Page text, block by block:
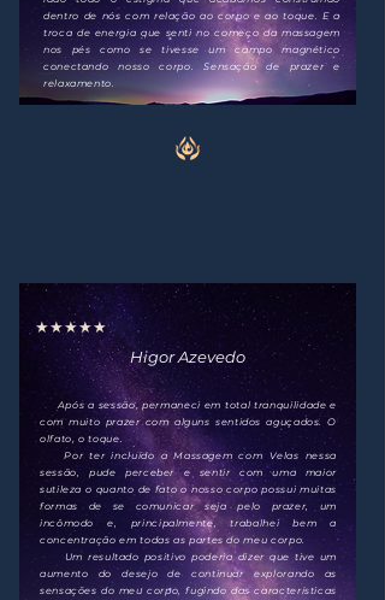
dentro de nós com relação ao corpo e ao toque. E a
troca de energia que senti no começo da massagem
nos pés como se tivesse um campo magnético
conectando nosso corpo. Sensação de prazer e
relaxamento.
Após a sessão, permaneci em total tranquilidade e
com muito prazer com alguns sentidos aguçados. O
olfato, o toque.
Por ter incluído a Massagem com Velas nessa
sessão, pude perceber e sentir com uma maior
sutileza o quanto de fato o nosso corpo possui muitas
formas de se comunicar seja pelo prazer, um
incômodo e, principalmente, trabalhei bem a
concentração em todas as partes do meu corpo.
Um resultado positivo poderia dizer que tive um
aumento do desejo de continuar explorando as
sensações do meu corpo, fugindo das características
Higor Azevedo
★★★★★